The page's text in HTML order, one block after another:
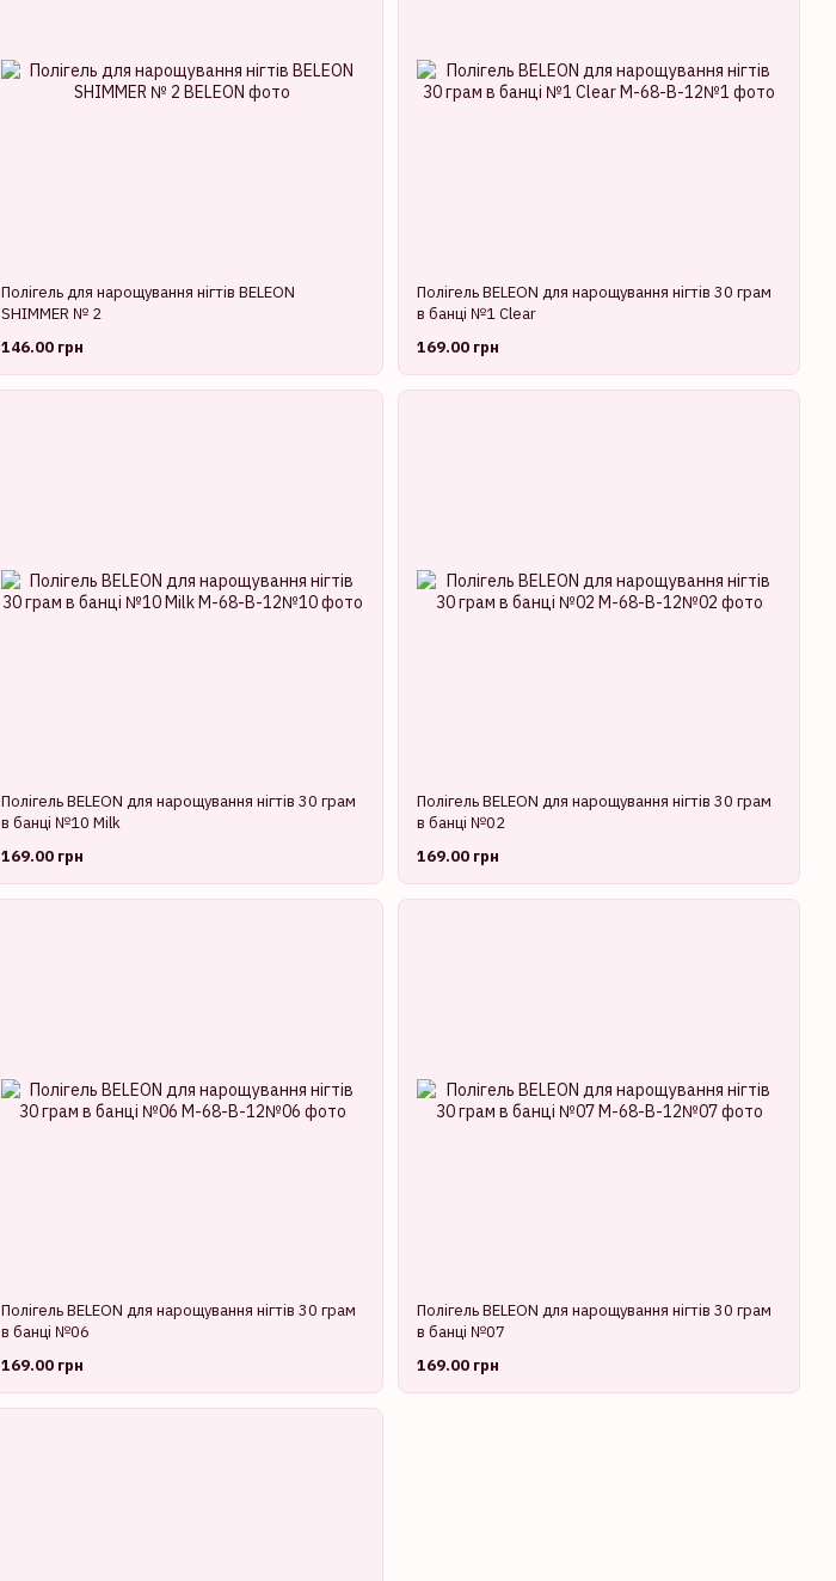
Полігель для нарощування нігтів BELEON
SHIMMER № 2
146.00 грн
Полігель BELEON для нарощування нігтів 30 грам
в банці №1 Clear
169.00 грн
Полігель BELEON для нарощування нігтів 30 грам
в банці №10 Milk
169.00 грн
Полігель BELEON для нарощування нігтів 30 грам
в банці №02
169.00 грн
Полігель BELEON для нарощування нігтів 30 грам
в банці №06
169.00 грн
Полігель BELEON для нарощування нігтів 30 грам
в банці №07
169.00 грн